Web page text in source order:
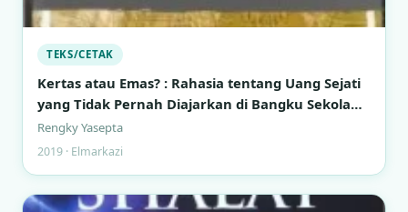
TEKS/CETAK
Kertas atau Emas? : Rahasia tentang Uang Sejati
yang Tidak Pernah Diajarkan di Bangku Sekolah
Formal
Rengky Yasepta
2019 · Elmarkazi